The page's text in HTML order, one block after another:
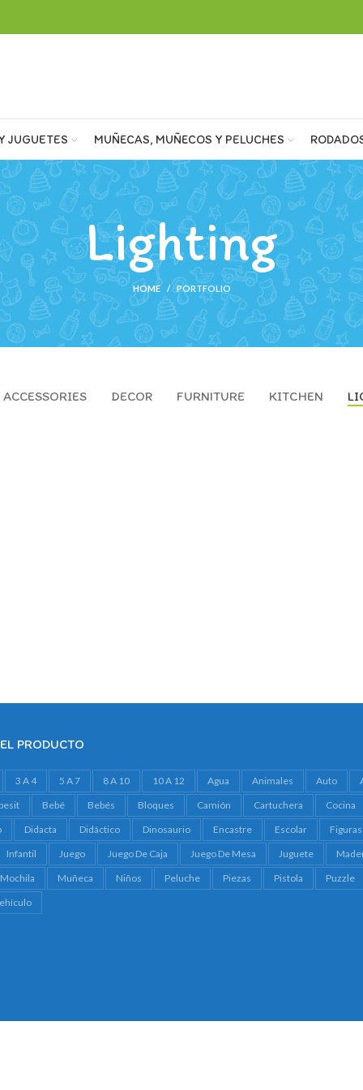
JUGUETES MUÑECAS, MUÑECOS Y PELUCHES
Lighting
HOME PORTFOLIO
ACCESSORIES DECOR FURNITURE KITCHEN
PRODUCTO
3 A 4 5 A 7 8 A 10 10 A 12 Agua Animales Auto
Bebé Bebés Bloques Camión Cartuchera Cocina
Didacta Didáctico Dinosaurio Encastre Escolar Figuras
Infantil
Juego Juego De Caja Juego De Mesa Juguete
Mochila
Muñeca Niños Peluche Piezas Pistola Puzzle